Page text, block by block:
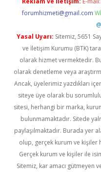
forumhizmeti@gmail.com
Yasal Uyarı: Sitemiz, 5651
ve İletişim Kurumu (BTK)
olarak hizmet vermektedir.
olarak denetleme veya
Ancak, üyelerimiz yazdıkları
siteye üye olarak bu
sitesi, herhangi bir marka,
bulunmamaktadır. Sitede
paylaşılmaktadır. Burada yer
olup, gerçek kurum ve kişiler
Gerçek kurum ve kişiler ile
Sitemiz, kar amacı gütmeyen